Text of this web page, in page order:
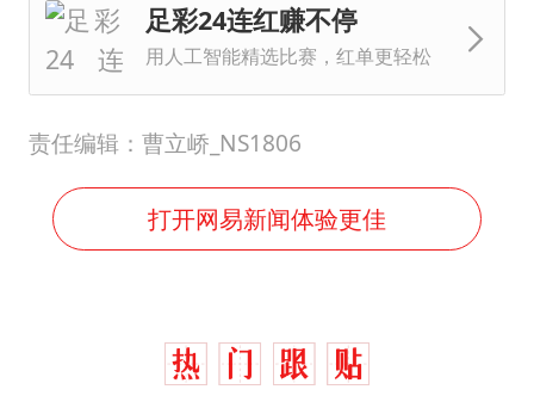
足彩24连红赚不停
用人工智能精选比赛，红单更轻松
责任编辑：曹立峤_NS1806
打开网易新闻体验更佳